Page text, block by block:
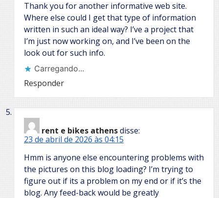
Thank you for another informative web site.
Where else could I get that type of information
written in such an ideal way? I’ve a project that
I’m just now working on, and I’ve been on the
look out for such info.
Carregando...
Responder
rent e bikes athensdisse:
23 de abril de 2026 às 04:15
Hmm is anyone else encountering problems with
the pictures on this blog loading? I’m trying to
figure out if its a problem on my end or if it’s the
blog. Any feed-back would be greatly